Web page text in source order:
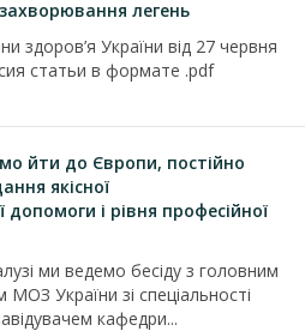
легень
здоров’я України від 27 червня
статьи в формате .pdf
йти до Європи, постійно
якісної
і рівня професійної
ми ведемо бесіду з головним
України зі спеціальності
кафедри...